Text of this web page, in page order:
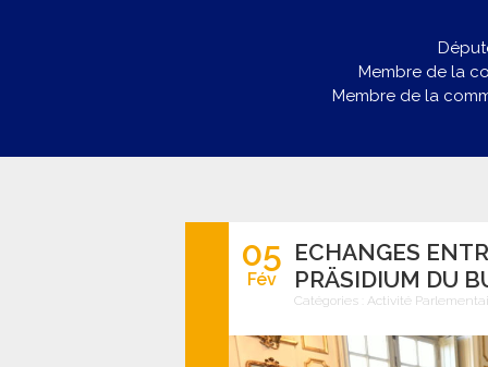
Membre de la
Membre de la
05
Fév
ECHANGES
PRÄSIDIUM DU
Catégories : Activité